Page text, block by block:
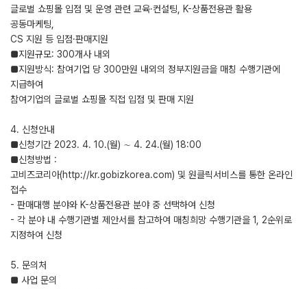
글로벌 쇼핑몰 입점 및 운영 관련 교육·컨설팅, K-상품전용관 활용
공동마케팅,
CS 지원 등 입점·판매지원
■지원규모: 300개사 내외
■지원방식: 참여기업 당 300만원 내외의 정부지원금을 매칭 수행기관에
지급하여
참여기업의 글로벌 쇼핑몰 직접 입점 및 판매 지원
4. 신청안내
■신청기간 2023. 4. 10.(월) ∼ 4. 24.(월) 18:00
■신청방법 :
고비즈코리아(http://kr.gobizkorea.com) 및 원클릭서비스를 통한 온라인
접수
- 판매대행 분야와 K-상품전용관 분야 중 선택하여 신청
- 각 분야 내 수행기관별 제안서를 참고하여 매칭희망 수행기관을 1, 2순위로
지정하여 신청
5. 문의처
■ 사업 문의